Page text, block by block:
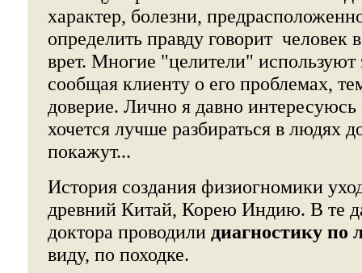
характер, болезни,
определить правду говорит
врет. Многие "целители" используют
сообщая клиенту о его проблемах,
доверие. Лично я давно интересуюсь
хочется лучше разбираться в людях
покажут...
История создания физиогномики
древний Китай, Корею Индию. В те
доктора проводили диагностику по
виду, по походке.